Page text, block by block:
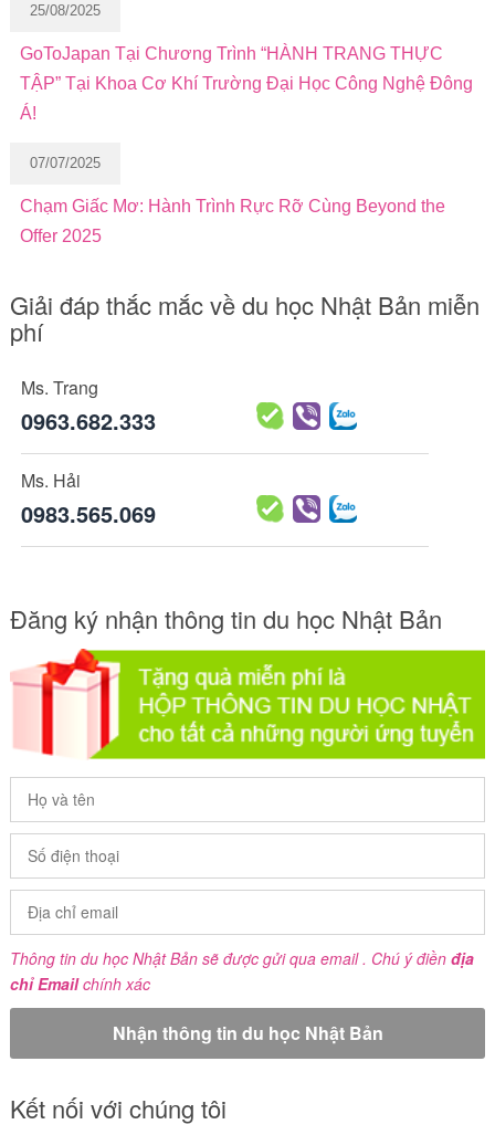
25/08/2025
GoToJapan Tại Chương Trình “HÀNH TRANG THỰC
TẬP” Tại Khoa Cơ Khí Trường Đại Học Công Nghệ Đông
Á!
07/07/2025
Chạm Giấc Mơ: Hành Trình Rực Rỡ Cùng Beyond the
Offer 2025
Giải đáp thắc mắc về du học Nhật Bản miễn
phí
Ms. Trang
0963.682.333
Ms. Hải
0983.565.069
Đăng ký nhận thông tin du học Nhật Bản
Thông tin du học Nhật Bản sẽ được gửi qua email . Chú ý điền địa
chỉ Emailchính xác
Kết nối với chúng tôi